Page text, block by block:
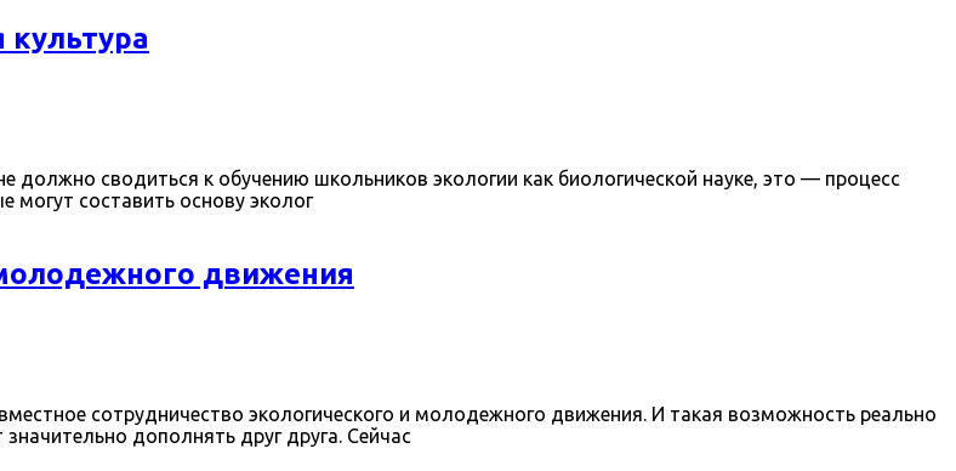
культура
должно сводиться к обучению школьников экологии как биологической науке, это — процесс
могут составить основу эколог
движения
сотрудничество экологического и молодежного движения. И такая возможность реально
дополнять друг друга. Сейчас